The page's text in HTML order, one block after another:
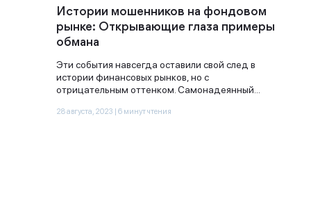
Истории мошенников на фондовом
рынке: Открывающие глаза примеры
обмана
Эти события навсегда оставили свой след в
истории финансовых рынков, но с
отрицательным оттенком. Самонадеянный...
28 августа, 2023 | 6 минут чтения